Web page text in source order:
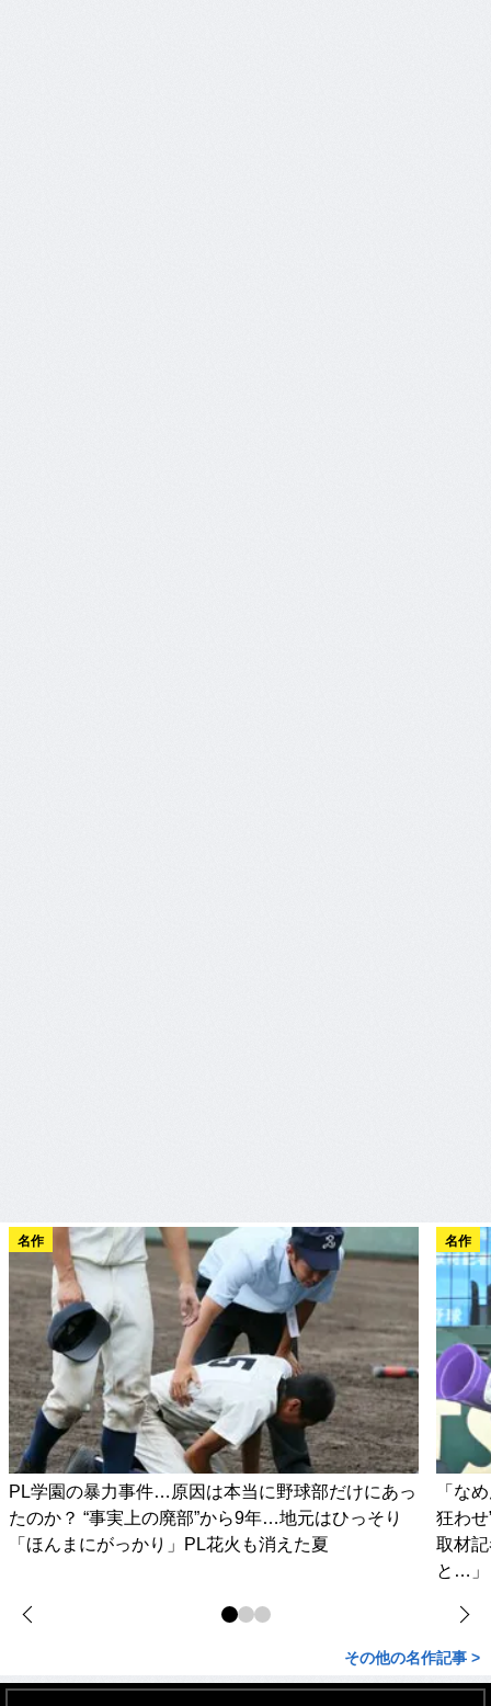
名作
PL学園の暴力事件…原因は本当に野球部だけにあっ
たのか？ “事実上の廃部”から9年…地元はひっそり
「ほんまにがっかり」PL花火も消えた夏
名作
「な
狂わ
取材
と…」
その他の名作記事 >